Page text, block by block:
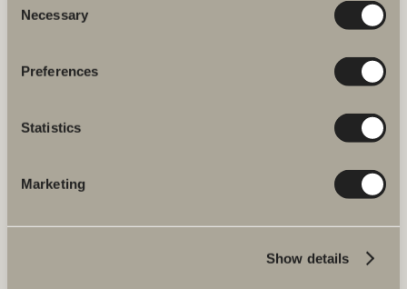
Selection
Necessary
Preferences
Statistics
Marketing
Show details
Hos oss hittar du allt för hela badrummet. Från badrumsmöbler,
tvättställ och blandare till duschar, badkar, handdukstorkar och WC.
Svedbergs i Dalstorp AB
Klicka här för att komma till
Svedbergs kundservice.